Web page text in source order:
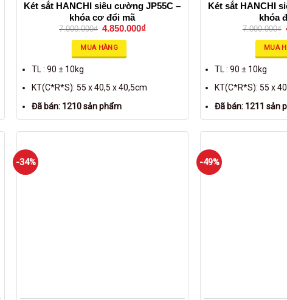
Két sắt HANCHI siêu cường JP55C –
khóa cơ đổi mã
7.000.000₫ 4.850.000₫
MUA HÀNG
TL : 90 ± 10kg
KT(C*R*S): 55 x 40,5 x 40,5cm
Đã bán: 1210 sản phẩm
Két sắt HANCHI
khóa
7.000.000₫
MUA
TL : 90 ± 10kg
KT(C*R*S): 55 x
Đã bán: 1211 sản
-34% -49%